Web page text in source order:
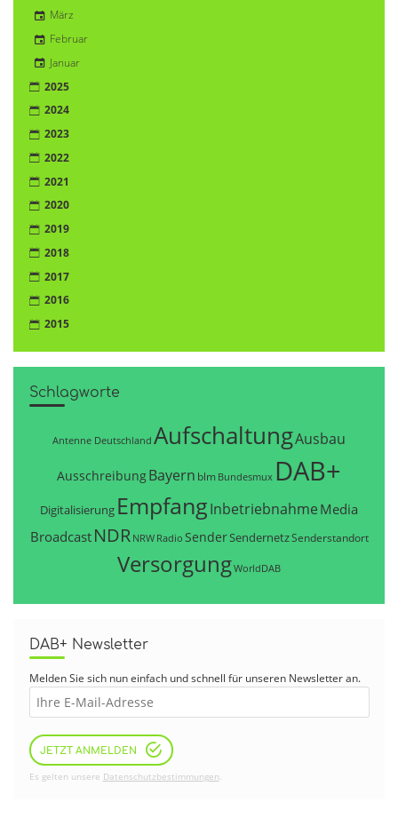
März
Februar
Januar
2025
2024
2023
2022
2021
2020
2019
2018
2017
2016
2015
Schlagworte
Antenne Deutschland AufschaltungAusbau
AusschreibungBayern blm Bundesmux DAB+
Digitalisierung EmpfangInbetriebnahme Media
Broadcast NDR NRW Radio SenderSendernetzSenderstandort
VersorgungWorldDAB
DAB+ Newsletter
Melden Sie sich nun einfach und schnell für unseren Newsletter an.
JETZT ANMELDEN
Es gelten unsere Datenschutzbestimmungen.